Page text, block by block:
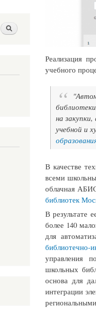
Поиск
Реализация
учебного
на
учебной и
В качестве
всеми
облачная
библиотек
В результате
более 140
для
библиотечно-
управления
школьных
основа для
интеграции